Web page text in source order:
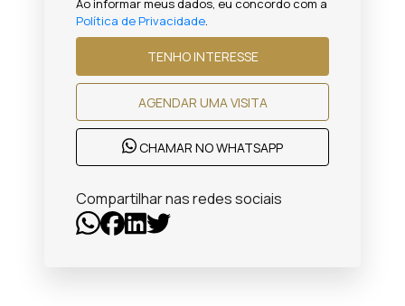
Ao informar meus dados, eu concordo com a
Política de Privacidade.
TENHO INTERESSE
AGENDAR UMA VISITA
CHAMAR NO WHATSAPP
Compartilhar nas redes sociais